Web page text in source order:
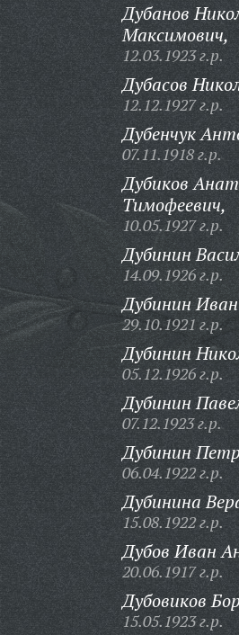
Дубанов
Максимович,
12.03.1923 г.р.
Дубасов
12.12.1927 г.р.
Дубенчук
07.11.1918 г.р.
Дубиков
Тимофеевич,
10.05.1927 г.р.
Дубинин
14.09.1926 г.р.
Дубинин Иван
29.10.1921 г.р.
Дубинин
05.12.1926 г.р.
Дубинин
07.12.1923 г.р.
Дубинин
06.04.1922 г.р.
Дубинина
15.08.1922 г.р.
Дубов Иван
20.06.1917 г.р.
Дубовиков
15.05.1923 г.р.